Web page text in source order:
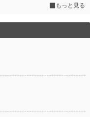
もっと見る